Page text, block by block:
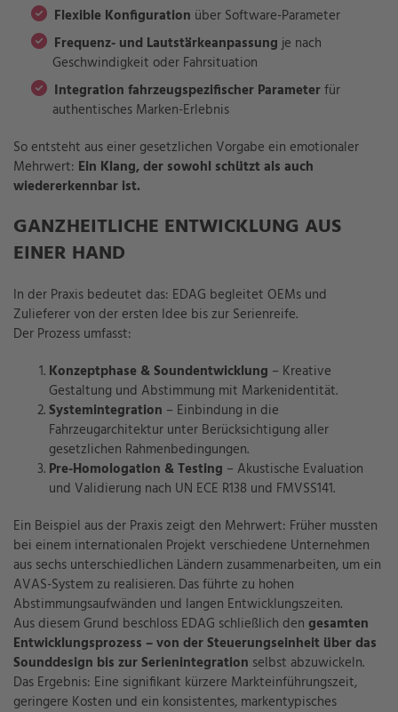
Flexible Konfiguration über Software-Parameter
Frequenz- und Lautstärkeanpassung je nach
Geschwindigkeit oder Fahrsituation
Integration fahrzeugspezifischer Parameterfür
authentisches Marken-Erlebnis
So entsteht aus einer gesetzlichen Vorgabe ein emotionaler
Mehrwert: Ein Klang, der sowohl schützt als auch
wiedererkennbar ist.
GANZHEITLICHE ENTWICKLUNG AUS
EINER HAND
In der Praxis bedeutet das: EDAG begleitet OEMs und
Zulieferer von der ersten Idee bis zur Serienreife.
Der Prozess umfasst:
Konzeptphase & Soundentwicklung – Kreative
Gestaltung und Abstimmung mit Markenidentität.
Systemintegration – Einbindung in die
Fahrzeugarchitektur unter Berücksichtigung aller
gesetzlichen Rahmenbedingungen.
Pre-Homologation & Testing – Akustische Evaluation
und Validierung nach UN ECE R138 und FMVSS141.
Ein Beispiel aus der Praxis zeigt den Mehrwert: Früher mussten
bei einem internationalen Projekt verschiedene Unternehmen
aus sechs unterschiedlichen Ländern zusammenarbeiten, um ein
AVAS-System zu realisieren. Das führte zu hohen
Abstimmungsaufwänden und langen Entwicklungszeiten.
Aus diesem Grund beschloss EDAG schließlich den gesamten
Entwicklungsprozess – von der Steuerungseinheit über das
Sounddesign bis zur Serienintegration selbst abzuwickeln.
Das Ergebnis: Eine signifikant kürzere Markteinführungszeit,
geringere Kosten und ein konsistentes, markentypisches